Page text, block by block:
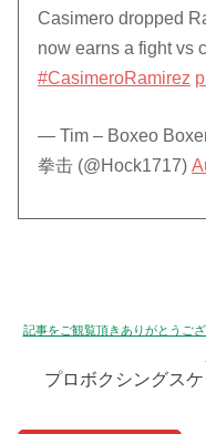
Casimero dropped
now earns a fight vs
#CasimeroRamirez
— Tim – Boxeo
拳击 (@Hock1717)
記事をご観覧頂きありがとうご
プロボクシングスケ